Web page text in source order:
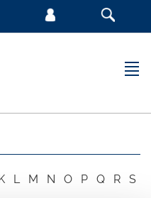
L M N O P Q R S